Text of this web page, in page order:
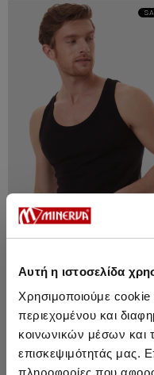
Αυτή η ιστοσελίδα
Χρησιμοποιούμε cookie
περιεχομένου και
κοινωνικών μέσων και
επισκεψιμότητάς μας.
πληροφορίες που
Classic Ανδρική Αμάνικη
Φανέλα Merino Μάλλινη
Από 27,85 € έως 34,10 €